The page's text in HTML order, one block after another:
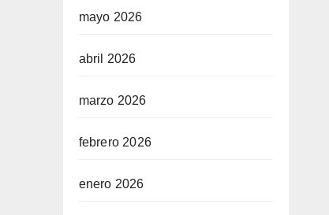
mayo 2026
abril 2026
marzo 2026
febrero 2026
enero 2026